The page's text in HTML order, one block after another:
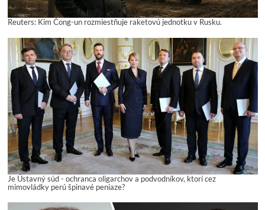
Reuters: Kim Čong-un rozmiestňuje raketovú jednotku v Rusku.
Je Ústavný súd - ochranca oligarchov a podvodníkov, ktorí cez
mimovládky perú špinavé peniaze?